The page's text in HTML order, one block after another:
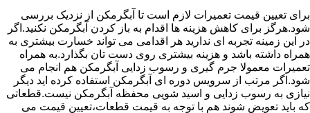
برای تعیین قیمت تعمیرات لازم است تا آبگرمکن از نزدیک بررسی
شود.هرگز برای کاهش هزینه ها اقدام به باز کردن آبگرمکن نکنید.اگر
در این زمینه تجربه ای ندارید هر اقدامی می تواند خسارت بیشتری به
همراه داشته باشد و هزینه بیشتری روی دست تان بگذارد.به همراه
تعمیرات معمولا جرم گیری و رسوب زدایی آبگرمکن هم انجام می
شود.اگر مرتب از سرویس دوره ای آبگرمکن استفاده کرده اید دیگر
نیازی به رسوب زدایی و اسید شویی محفظه آبگرمکن نیست.قطعاتی
که باید تعویض شوند هم با توجه به قیمت قطعات،تعیین قیمت می